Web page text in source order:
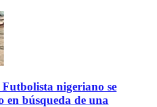
nigeriano se
en búsqueda de una